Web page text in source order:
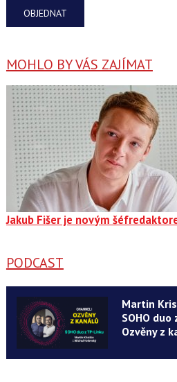
OBJEDNAT
MOHLO BY VÁS ZAJÍMAT
Jakub Fišer je novým
PODCAST
Martin
SOHO
Ozvěny z